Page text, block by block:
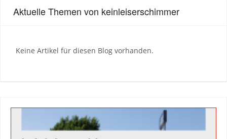
Aktuelle Themen von keinleiserschimmer
Keine Artikel für diesen Blog vorhanden.